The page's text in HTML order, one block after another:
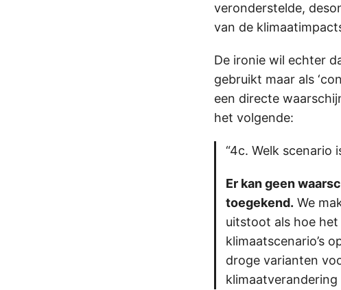
veronderstelde,
van de
De ironie wil echter
gebruikt maar als
een directe
het volgende:
“4c. Welk scenario
Er kan geen
toegekend. We
uitstoot als hoe
klimaatscenario’s
droge varianten